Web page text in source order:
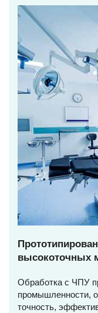
высокоточных
Обработка с ЧПУ
промышленности,
точность,